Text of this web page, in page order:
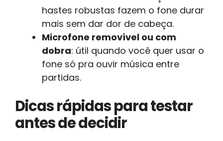
hastes robustas fazem o fone durar
mais sem dar dor de cabeça.
Microfone removível ou com
dobra: útil quando você quer usar o
fone só pra ouvir música entre
partidas.
Dicas rápidas para testar
antes de decidir